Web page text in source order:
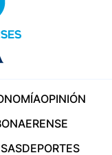
OPINIÓN
DEPORTES